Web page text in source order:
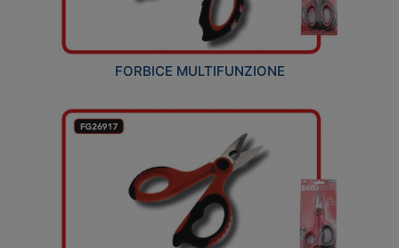
FORBICE MULTIFUNZIONE